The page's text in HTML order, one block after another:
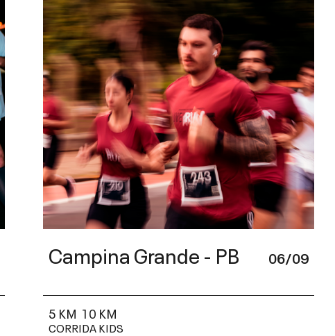
Campina Grande - PB 06/09
5 KM 10 KM
CORRIDA KIDS